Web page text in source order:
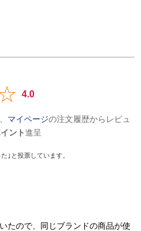
4.0
マイページの注文履歴からレビュ
ント進呈
｣と投票しています。
たので、同じブランドの商品が使